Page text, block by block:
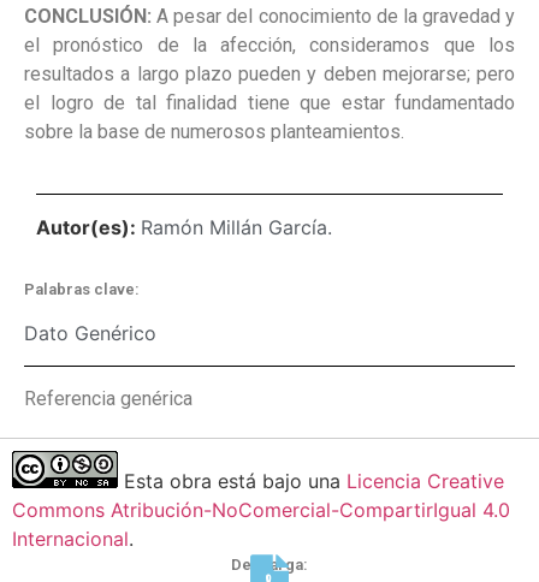
CONCLUSIÓN:A pesar del conocimiento de la gravedad y
el pronóstico de la afección, consideramos que los
resultados a largo plazo pueden y deben mejorarse; pero
el logro de tal finalidad tiene que estar fundamentado
sobre la base de numerosos planteamientos.
Autor(es): Ramón Millán García.
Palabras clave:
Dato Genérico
Referencia genérica
Esta obra está bajo una Licencia Creative
Commons Atribución-NoComercial-CompartirIgual 4.0
Internacional.
Descarga: